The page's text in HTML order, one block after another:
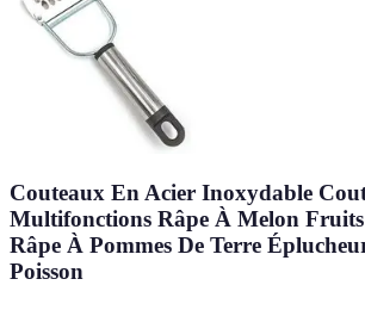
Couteaux En Acier Inoxydable
Multifonctions Râpe À Melon
Râpe À Pommes De Terre
Poisson